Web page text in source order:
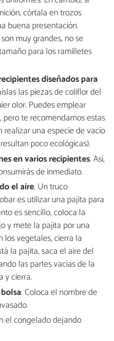
córtala en trozos
buena presentación.
muy grandes, no se
para los ramilletes
diseñados para
las piezas de coliflor del
olor. Puedes emplear
pero te recomendamos estas
una especie de vacío
poco ecológicas).
en varios recipientes. Así,
de inmediato.
el aire. Un truco
es utilizar una pajita para
es sencillo, coloca la
y mete la pajita por una
los vegetales, cierra la
la pajita, saca el aire del
las partes vacías de la
y cierra.
. Coloca el nombre de
el congelado dejando